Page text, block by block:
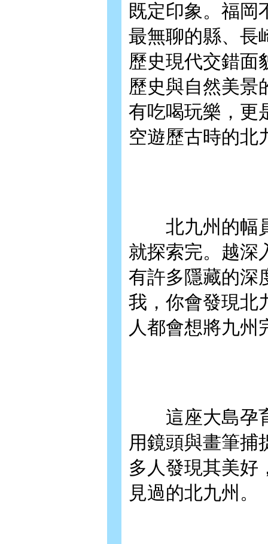
既定印象。福岡
最無聊的縣、長
歷史現代交錯面
歷史與自然美景
有吃喝玩樂，更
空遊歷古時的北
北九州的幅員
就探索完。越深
有許多隱藏的深
我，你會發現北
人都會想將九州
這座大島孕育
用鏡頭與畫筆捕
多人發現其美好
見過的北九州。